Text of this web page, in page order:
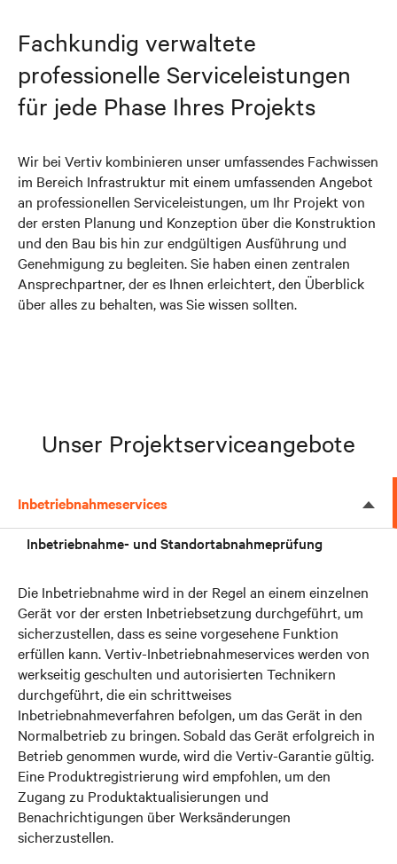
Fachkundig verwaltete
professionelle Serviceleistungen
für jede Phase Ihres Projekts
Wir bei Vertiv kombinieren unser umfassendes Fachwissen
im Bereich Infrastruktur mit einem umfassenden Angebot
an professionellen Serviceleistungen, um Ihr Projekt von
der ersten Planung und Konzeption über die Konstruktion
und den Bau bis hin zur endgültigen Ausführung und
Genehmigung zu begleiten. Sie haben einen zentralen
Ansprechpartner, der es Ihnen erleichtert, den Überblick
über alles zu behalten, was Sie wissen sollten.
Unser Projektserviceangebote
Inbetriebnahmeservices
Inbetriebnahme- und Standortabnahmeprüfung
Die Inbetriebnahme wird in der Regel an einem einzelnen
Gerät vor der ersten Inbetriebsetzung durchgeführt, um
sicherzustellen, dass es seine vorgesehene Funktion
erfüllen kann. Vertiv-Inbetriebnahmeservices werden von
werkseitig geschulten und autorisierten Technikern
durchgeführt, die ein schrittweises
Inbetriebnahmeverfahren befolgen, um das Gerät in den
Normalbetrieb zu bringen. Sobald das Gerät erfolgreich in
Betrieb genommen wurde, wird die Vertiv-Garantie gültig.
Eine Produktregistrierung wird empfohlen, um den
Zugang zu Produktaktualisierungen und
Benachrichtigungen über Werksänderungen
sicherzustellen.